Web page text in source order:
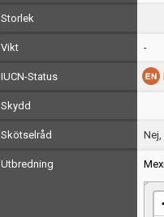
Storlek
Vikt -
IUCN-Status
Skydd
Skötselråd Nej,
Utbredning